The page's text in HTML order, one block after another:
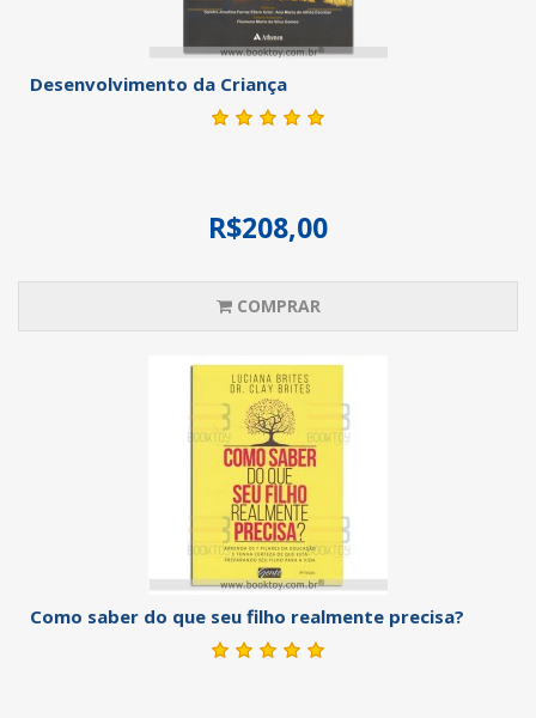
Desenvolvimento da Criança
R$208,00
COMPRAR
Como saber do que seu filho realmente precisa?